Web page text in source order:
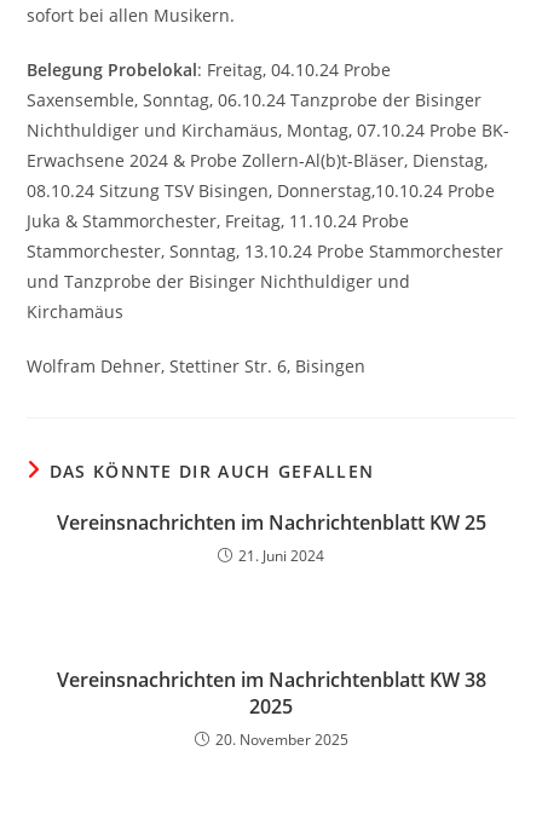
sofort bei allen Musikern.
Belegung Probelokal: Freitag, 04.10.24 Probe
Saxensemble, Sonntag, 06.10.24 Tanzprobe der Bisinger
Nichthuldiger und Kirchamäus, Montag, 07.10.24 Probe BK-
Erwachsene 2024 & Probe Zollern-Al(b)t-Bläser, Dienstag,
08.10.24 Sitzung TSV Bisingen, Donnerstag,10.10.24 Probe
Juka & Stammorchester, Freitag, 11.10.24 Probe
Stammorchester, Sonntag, 13.10.24 Probe Stammorchester
und Tanzprobe der Bisinger Nichthuldiger und
Kirchamäus
Wolfram Dehner, Stettiner Str. 6, Bisingen
DAS KÖNNTE DIR AUCH GEFALLEN
Vereinsnachrichten im Nachrichtenblatt KW 25
21. Juni 2024
Vereinsnachrichten im Nachrichtenblatt KW 38
2025
20. November 2025